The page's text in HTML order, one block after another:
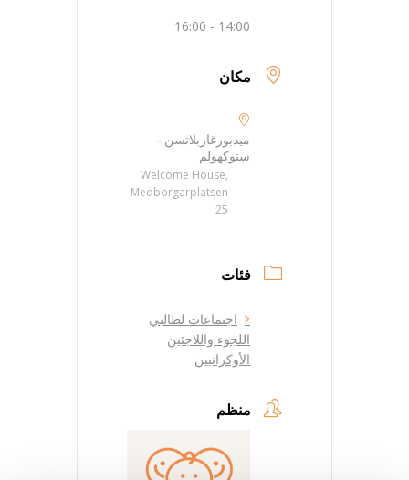
14:00 - 16:00
مكان
ميدبورغاربلاتسن -
ستوكهولم
Welcome House,
Medborgarplatsen
25
فئات
اجتماعات لطالبي
اللجوء واللاجئين
الأوكرانيين
منظم